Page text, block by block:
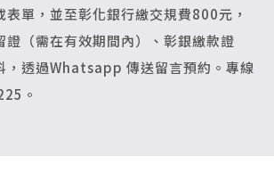
表單，並至彰化銀行繳交規費800元，
證（需在有效期間內）、彰銀繳款證
，透過Whatsapp 傳送留言預約。專線
。